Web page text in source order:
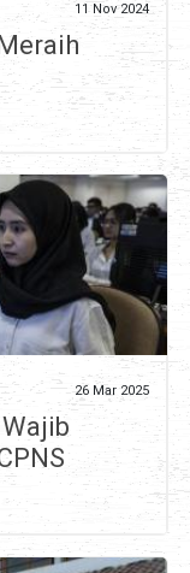
11 Nov 2024
26 Mar 2025